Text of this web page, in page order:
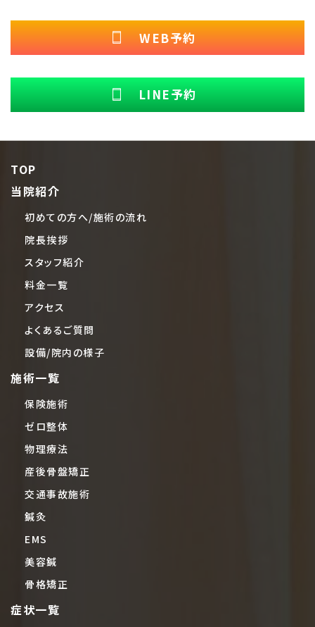
WEB予約
LINE予約
TOP
当院紹介
初めての方へ/施術の流れ
院長挨拶
スタッフ紹介
料金一覧
アクセス
よくあるご質問
設備/院内の様子
施術一覧
保険施術
ゼロ整体
物理療法
産後骨盤矯正
交通事故施術
鍼灸
EMS
美容鍼
骨格矯正
症状一覧